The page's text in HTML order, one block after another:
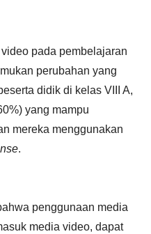
pada pembelajaran
perubahan yang
didik di kelas VIII A,
yang mampu
mereka menggunakan
.
penggunaan media
media video, dapat